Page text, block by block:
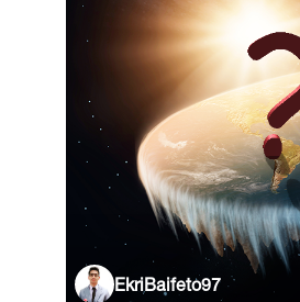
EkriBaifeto97